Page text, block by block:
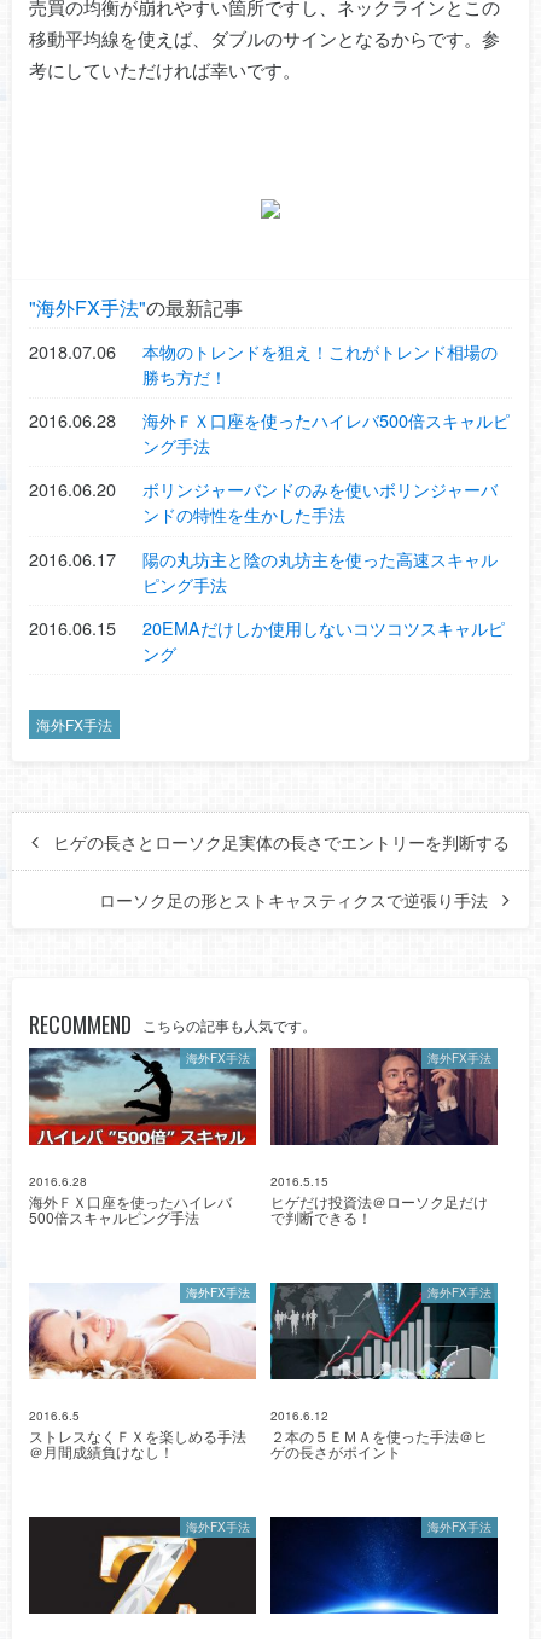
売買の均衡が崩れやすい箇所ですし、ネックラインとこの
移動平均線を使えば、ダブルのサインとなるからです。参
考にしていただければ幸いです。
海外FX手法 の最新記事
2018.07.06
本物のトレンドを狙え！これがトレンド相場の
勝ち方だ！
2016.06.28
海外ＦＸ口座を使ったハイレバ500倍スキャルピ
ング手法
2016.06.20
ボリンジャーバンドのみを使いボリンジャーバ
ンドの特性を生かした手法
2016.06.17
陽の丸坊主と陰の丸坊主を使った高速スキャル
ピング手法
2016.06.15
20EMAだけしか使用しないコツコツスキャルピ
ング
海外FX手法
ヒゲの長さとローソク足実体の長さでエントリーを判断する
ローソク足の形とストキャスティクスで逆張り手法
RECOMMEND こちらの記事も人気です。
海外FX手法
2016.6.28
海外ＦＸ口座を使ったハイレバ
500倍スキャルピング手法
海外FX手法
2016.5.15
ヒゲだけ投資法＠ローソク足だけ
で判断できる！
海外FX手法
2016.6.5
ストレスなくＦＸを楽しめる手法
＠月間成績負けなし！
海外FX手法
2016.6.12
２本の５ＥＭＡを使った手法＠ヒ
ゲの長さがポイント
海外FX手法 海外FX手法